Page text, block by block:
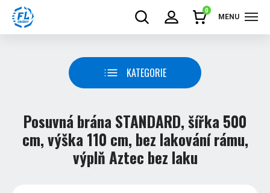
0
MENU
KATEGORIE
Posuvná brána STANDARD, šířka 500
cm, výška 110 cm, bez lakování rámu,
výplň Aztec bez laku